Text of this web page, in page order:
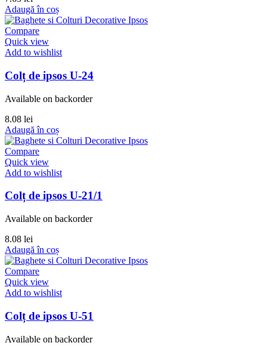
Adaugă în coș
Compare
Quick view
Add to wishlist
Colț de ipsos U-24
Available on backorder
8.08 lei
Adaugă în coș
Compare
Quick view
Add to wishlist
Colț de ipsos U-21/1
Available on backorder
8.08 lei
Adaugă în coș
Compare
Quick view
Add to wishlist
Colț de ipsos U-51
Available on backorder